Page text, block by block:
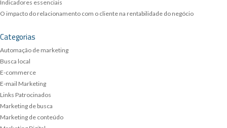
Indicadores essenciais
O impacto do relacionamento com o cliente na rentabilidade do negócio
Categorias
Automação de marketing
Busca local
E-commerce
E-mail Marketing
Links Patrocinados
Marketing de busca
Marketing de conteúdo